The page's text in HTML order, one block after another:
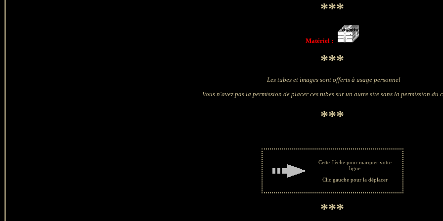
***
Matériel :
***
Les tubes et images sont offerts à usage personnel
Vous n'avez pas la permission de placer ces tubes sur un autre site sans la permission du
***
Cette flèche pour marquer votre
ligne
Clic gauche pour la déplacer
***